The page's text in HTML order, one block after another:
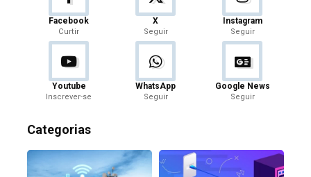
Facebook
Curtir
X
Seguir
Instagram
Seguir
Youtube
Inscrever-se
WhatsApp
Seguir
Google News
Seguir
Categorias